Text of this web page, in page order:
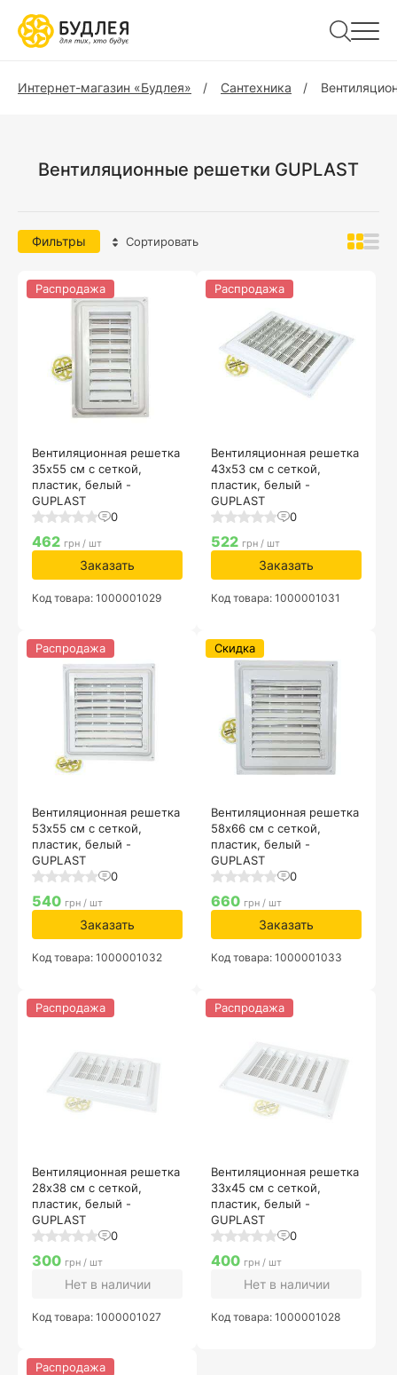
Интернет-магазин «Будлея» Сантехника
Вентиляционные решетки GUPLAST
Фильтры Сортировать
Вентиляционная решетка
35х55 см с сеткой,
пластик, белый -
GUPLAST
0
Распродажа
462 грн / шт
Заказать
Код товара: 1000001029
Вентиляционная решетка
43х53 см с сеткой,
пластик, белый -
GUPLAST
0
Распродажа
522 грн / шт
Заказать
Код товара: 1000001031
Вентиляционная решетка
53х55 см с сеткой,
пластик, белый -
GUPLAST
0
Распродажа
540 грн / шт
Заказать
Код товара: 1000001032
Вентиляционная решетка
58х66 см с сеткой,
пластик, белый -
GUPLAST
0
Скидка
660 грн / шт
Заказать
Код товара: 1000001033
Вентиляционная решетка
28х38 см с сеткой,
пластик, белый -
GUPLAST
0
Распродажа
300 грн / шт
Нет в наличии
Код товара: 1000001027
Вентиляционная решетка
33х45 см с сеткой,
пластик, белый -
GUPLAST
0
Распродажа
400 грн / шт
Нет в наличии
Код товара: 1000001028
Распродажа